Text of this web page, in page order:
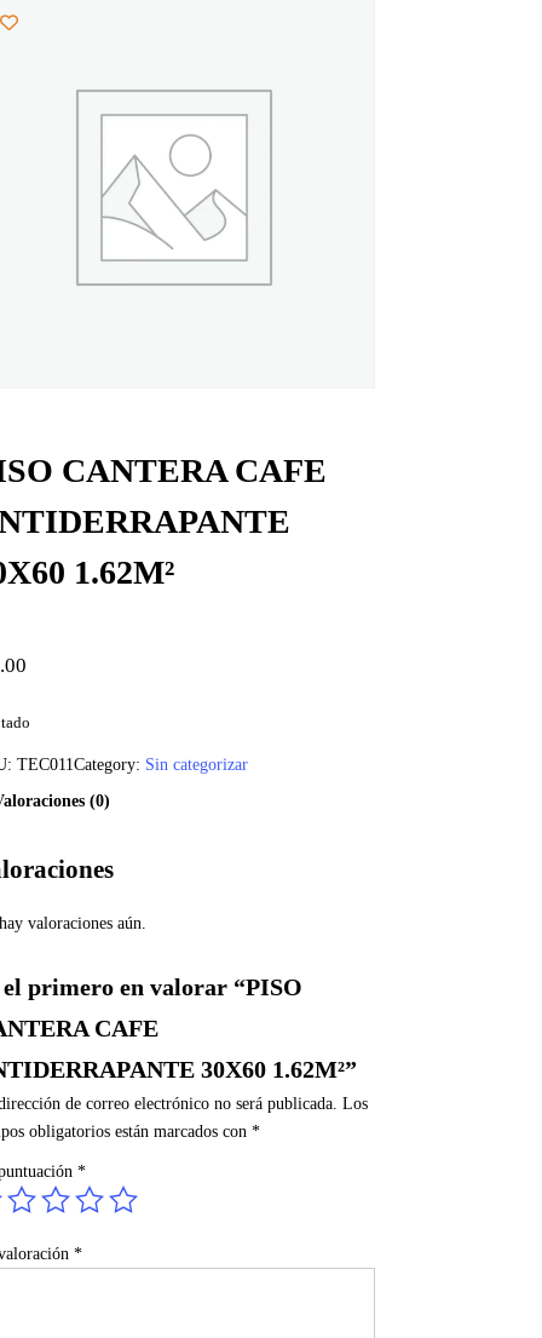
CANTERA CAFE
1.62M²
TEC011Category: Sin categorizar
(0)
valoraciones aún.
el primero en valorar “PISO
CAFE
30X60 1.62M²”
de correo electrónico no será publicada. Los
obligatorios están marcados con *
*
*